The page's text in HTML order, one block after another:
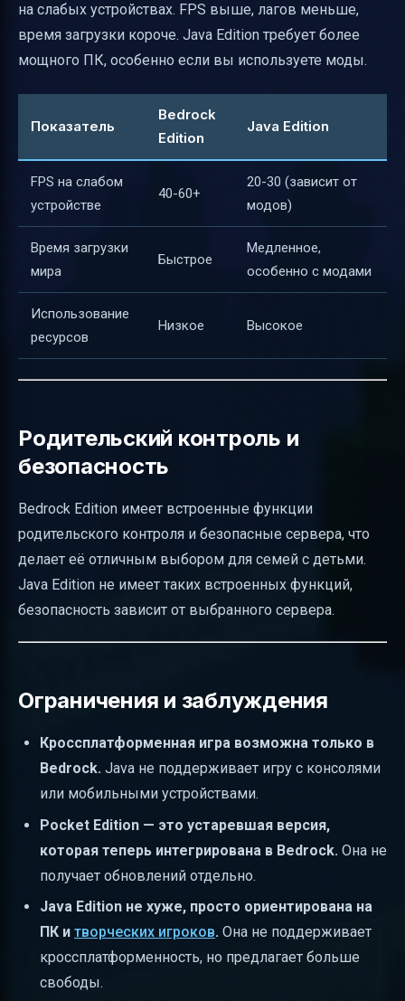
на слабых устройствах. FPS выше, лагов меньше,
время загрузки короче. Java Edition требует более
мощного ПК, особенно если вы используете моды.
Показатель
Bedrock
Edition
Java Edition
FPS на слабом
устройстве
40-60+
20-30 (зависит от
модов)
Время загрузки
мира
Быстрое
Медленное,
особенно с модами
Использование
ресурсов
Низкое Высокое
Родительский контроль и
безопасность
Bedrock Edition имеет встроенные функции
родительского контроля и безопасные сервера, что
делает её отличным выбором для семей с детьми.
Java Edition не имеет таких встроенных функций,
безопасность зависит от выбранного сервера.
Ограничения и заблуждения
Кроссплатформенная игра возможна только в
Bedrock. Java не поддерживает игру с консолями
или мобильными устройствами.
Pocket Edition — это устаревшая версия,
которая теперь интегрирована в Bedrock. Она не
получает обновлений отдельно.
Java Edition не хуже, просто ориентирована на
ПК и творческих игроков. Она не поддерживает
кроссплатформенность, но предлагает больше
свободы.